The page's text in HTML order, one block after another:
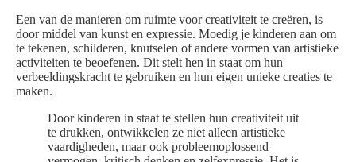
Een van de manieren om ruimte voor creativiteit te creëren, is
door middel van kunst en expressie. Moedig je kinderen aan om
te tekenen, schilderen, knutselen of andere vormen van artistieke
activiteiten te beoefenen. Dit stelt hen in staat om hun
verbeeldingskracht te gebruiken en hun eigen unieke creaties te
maken.
Door kinderen in staat te stellen hun creativiteit uit
te drukken, ontwikkelen ze niet alleen artistieke
vaardigheden, maar ook probleemoplossend